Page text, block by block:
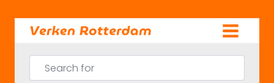
content
Search for